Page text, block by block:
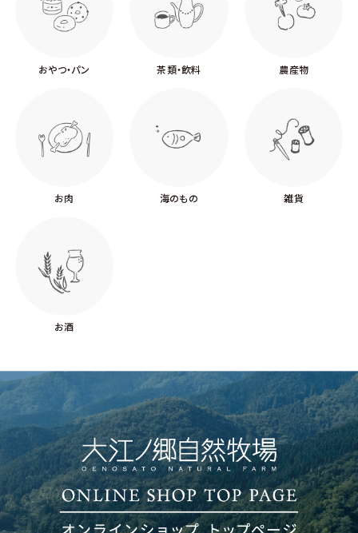
おやつ・パン 茶類・飲料 農産物
お肉 海のもの 雑貨
お酒